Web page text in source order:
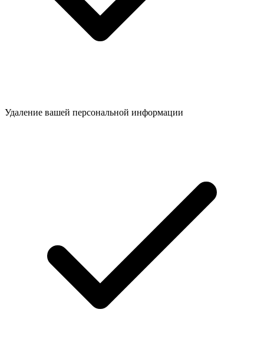
Удаление вашей персональной информации